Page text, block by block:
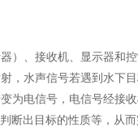
、接收机、显示器和控
，水声信号若遇到水下
为电信号，电信号经接
断出目标的性质等，从而